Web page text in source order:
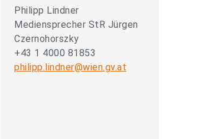
Philipp Lindner
Mediensprecher StR Jürgen
Czernohorszky
+43 1 4000 81853
philipp.lindner@wien.gv.at